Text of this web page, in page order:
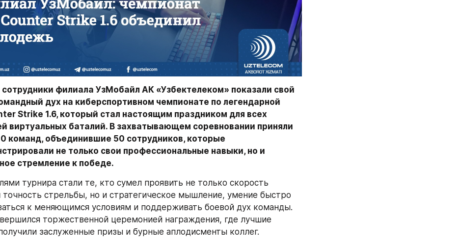
филиала УзМобайл АК «Узбектелеком» показали свой
дух на киберспортивном чемпионате по легендарной
Strike 1.6, который стал настоящим праздником для всех
виртуальных баталий. В захватывающем соревновании приняли
команд, объединившие 50 сотрудников, которые
не только свои профессиональные навыки, но и
стремление к победе.
турнира стали те, кто сумел проявить не только скорость
точность стрельбы, но и стратегическое мышление, умение быстро
к меняющимся условиям и поддерживать боевой дух команды.
торжественной церемонией награждения, где лучшие
заслуженные призы и бурные аплодисменты коллег.